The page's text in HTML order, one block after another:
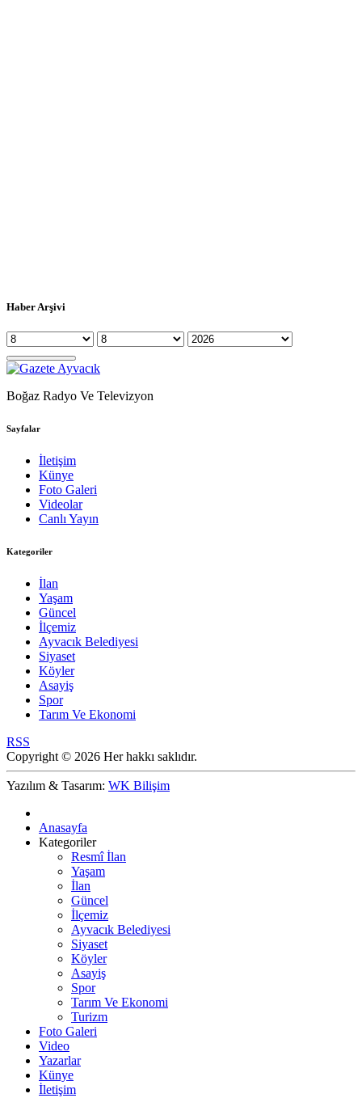
Haber Arşivi
Boğaz Radyo Ve Televizyon
Sayfalar
İletişim
Künye
Foto Galeri
Videolar
Canlı Yayın
Kategoriler
İlan
Yaşam
Güncel
İlçemiz
Ayvacık Belediyesi
Siyaset
Köyler
Asayiş
Spor
Tarım Ve Ekonomi
RSS
Copyright © 2026 Her hakkı saklıdır.
Yazılım & Tasarım: WK Bilişim
Anasayfa
Kategoriler
Resmî İlan
Yaşam
İlan
Güncel
İlçemiz
Ayvacık Belediyesi
Siyaset
Köyler
Asayiş
Spor
Tarım Ve Ekonomi
Turizm
Foto Galeri
Video
Yazarlar
Künye
İletişim